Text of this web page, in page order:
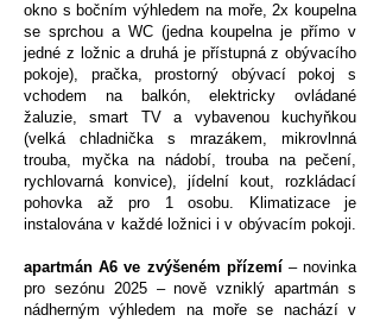
okno s bočním výhledem na moře, 2x koupelna
se sprchou a WC (jedna koupelna je přímo v
jedné z ložnic a druhá je přístupná z obývacího
pokoje), pračka, prostorný obývací pokoj s
vchodem na balkón, elektricky ovládané
žaluzie, smart TV a vybavenou kuchyňkou
(velká chladnička s mrazákem, mikrovlnná
trouba, myčka na nádobí, trouba na pečení,
rychlovarná konvice), jídelní kout, rozkládací
pohovka až pro 1 osobu. Klimatizace je
instalována v každé ložnici i v obývacím pokoji.
apartmán A6 ve zvýšeném přízemí– novinka
pro sezónu 2025 – nově vzniklý apartmán s
nádherným výhledem na moře se nachází v